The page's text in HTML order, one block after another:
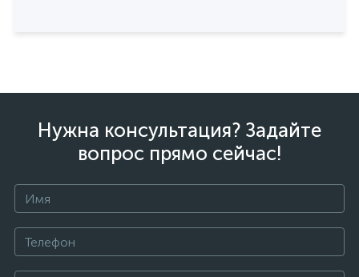
Нужна консультация? Задайте
вопрос прямо сейчас!